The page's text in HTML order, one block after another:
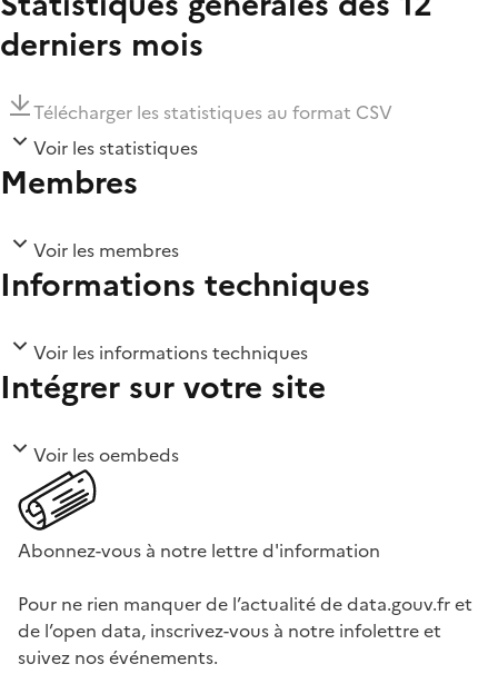
derniers mois
Télécharger les statistiques au format CSV
Voir les statistiques
Membres
Voir les membres
Informations techniques
Voir les informations techniques
Intégrer sur votre site
Voir les oembeds
Abonnez-vous à notre lettre d'information
Pour ne rien manquer de l’actualité de data.gouv.fr et
de l’open data, inscrivez-vous à notre infolettre et
suivez nos événements.